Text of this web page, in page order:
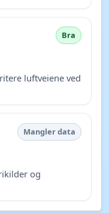
Bra
luftveiene ved
Mangler data
og